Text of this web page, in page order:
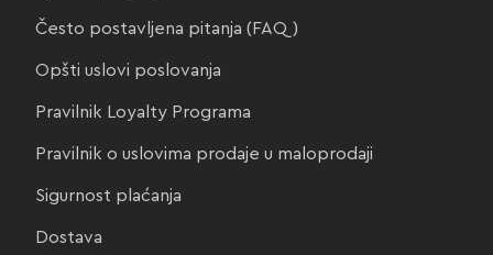
Često postavljena pitanja (FAQ)
Opšti uslovi poslovanja
Pravilnik Loyalty Programa
Pravilnik o uslovima prodaje u maloprodaji
Sigurnost plaćanja
Dostava